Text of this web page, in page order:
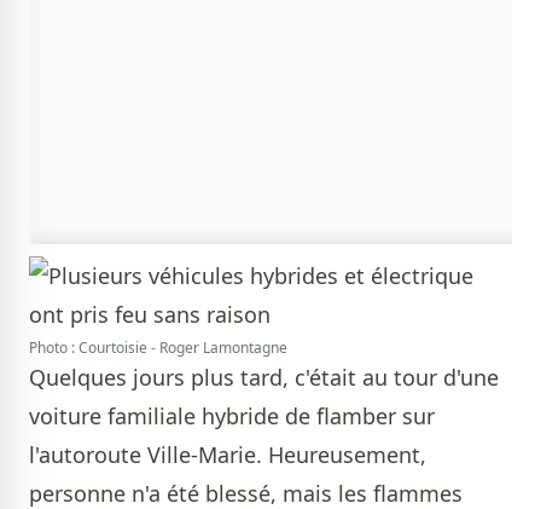
Photo : Courtoisie - Roger Lamontagne
Quelques jours plus tard, c'était au tour d'une
voiture familiale hybride de flamber sur
l'autoroute Ville-Marie. Heureusement,
personne n'a été blessé, mais les flammes